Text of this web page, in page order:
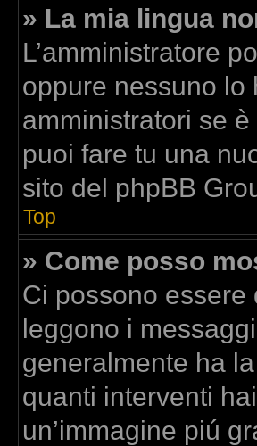
» La mia lingua
L’amministratore
oppure nessuno lo
amministratori se
puoi fare tu una
sito del phpBB
Top
» Come posso
Ci possono
leggono i
generalmente ha
quanti interventi
un’immagine piú